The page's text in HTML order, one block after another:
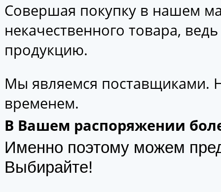
Совершая покупку в нашем
некачественного товара,
продукцию.
Мы являемся поставщиками.
временем.
В Вашем распоряжении
Именно поэтому можем
Выбирайте!